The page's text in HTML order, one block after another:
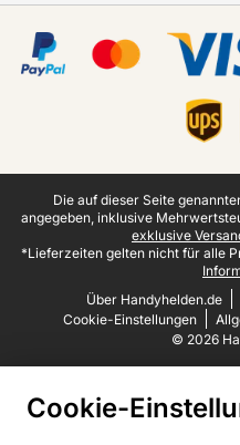
Juristische Fußzeile
Die auf dieser Seite
angegeben, inklusive
exklusive
*Lieferzeiten gelten nicht für alle
Über Handyhelden.de
Cookie-Einstellungen
© 2026
Cookie-